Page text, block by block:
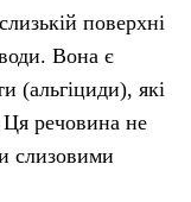
поверхні
Вона є
(альгіциди), які
Ця речовина не
слизовими